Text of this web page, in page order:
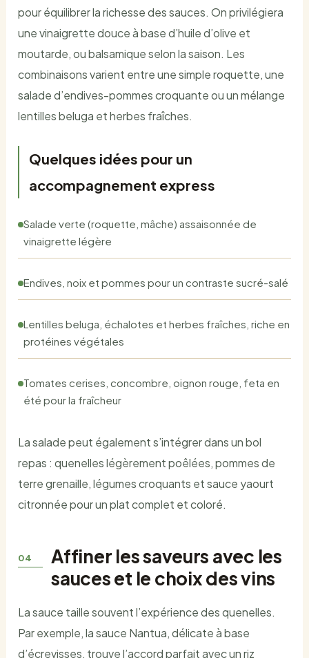
pour équilibrer la richesse des sauces. On privilégiera
une vinaigrette douce à base d’huile d’olive et
moutarde, ou balsamique selon la saison. Les
combinaisons varient entre une simple roquette, une
salade d’endives-pommes croquante ou un mélange
lentilles beluga et herbes fraîches.
Quelques idées pour un
accompagnement express
Salade verte (roquette, mâche) assaisonnée de
vinaigrette légère
Endives, noix et pommes pour un contraste sucré-salé
Lentilles beluga, échalotes et herbes fraîches, riche en
protéines végétales
Tomates cerises, concombre, oignon rouge, feta en
été pour la fraîcheur
La salade peut également s’intégrer dans un bol
repas : quenelles légèrement poêlées, pommes de
terre grenaille, légumes croquants et sauce yaourt
citronnée pour un plat complet et coloré.
Affiner les saveurs avec les
sauces et le choix des vins
La sauce taille souvent l’expérience des quenelles.
Par exemple, la sauce Nantua, délicate à base
d’écrevisses, trouve l’accord parfait avec un riz